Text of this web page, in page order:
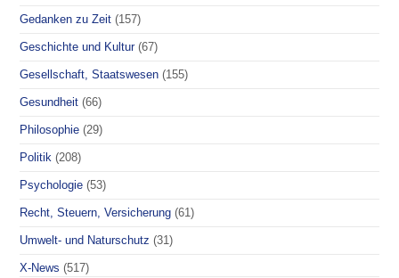
Gedanken zu Zeit (157)
Geschichte und Kultur (67)
Gesellschaft, Staatswesen (155)
Gesundheit (66)
Philosophie (29)
Politik (208)
Psychologie (53)
Recht, Steuern, Versicherung (61)
Umwelt- und Naturschutz (31)
X-News (517)